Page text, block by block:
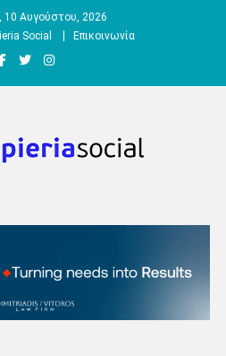
10 Αυγούστου, 2026
Social
Επικοινωνία